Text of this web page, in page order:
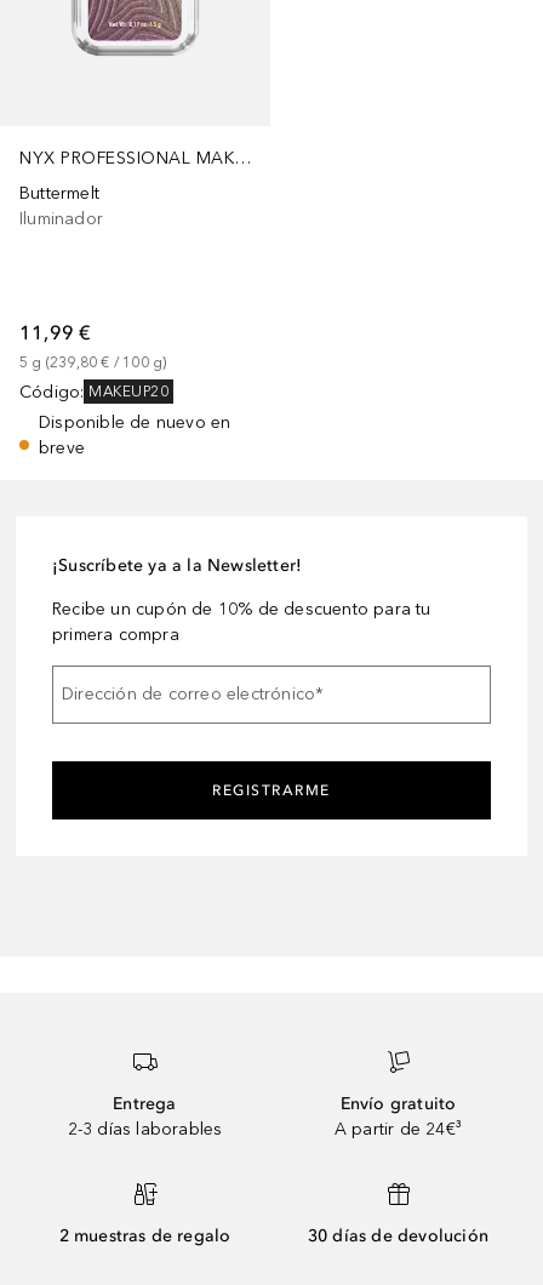
NYX PROFESSIONAL MAKEUP
Buttermelt
Iluminador
11,99 €
5 g (239,80 € / 100 g)
Código: MAKEUP20
Disponible de nuevo en
breve
¡Suscríbete ya a la Newsletter!
Recibe un cupón de 10% de descuento para tu
primera compra
Dirección de correo electrónico*
REGISTRARME
Entrega
2-3 días laborables
Envío gratuito
A partir de 24€³
2 muestras de regalo 30 días de devolución